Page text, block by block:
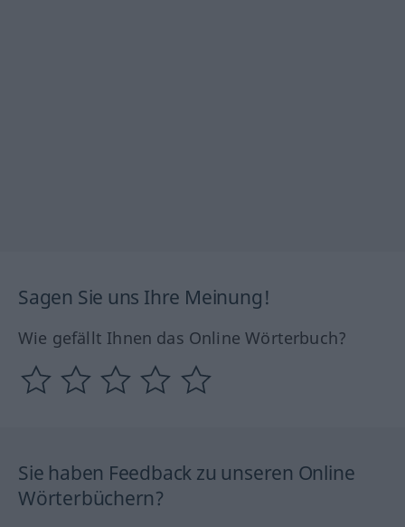
Sagen Sie uns Ihre Meinung!
Wie gefällt Ihnen das Online Wörterbuch?
Sie haben Feedback zu unseren Online
Wörterbüchern?